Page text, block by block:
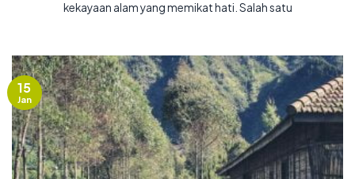
kekayaan alam yang memikat hati. Salah satu
15
Jan